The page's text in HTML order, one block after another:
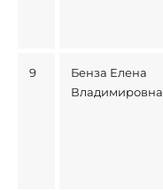
9
Бенза Елена
Владимировна